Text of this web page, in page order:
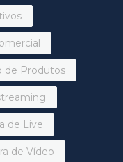
de Produtos
de Live
de Vídeo